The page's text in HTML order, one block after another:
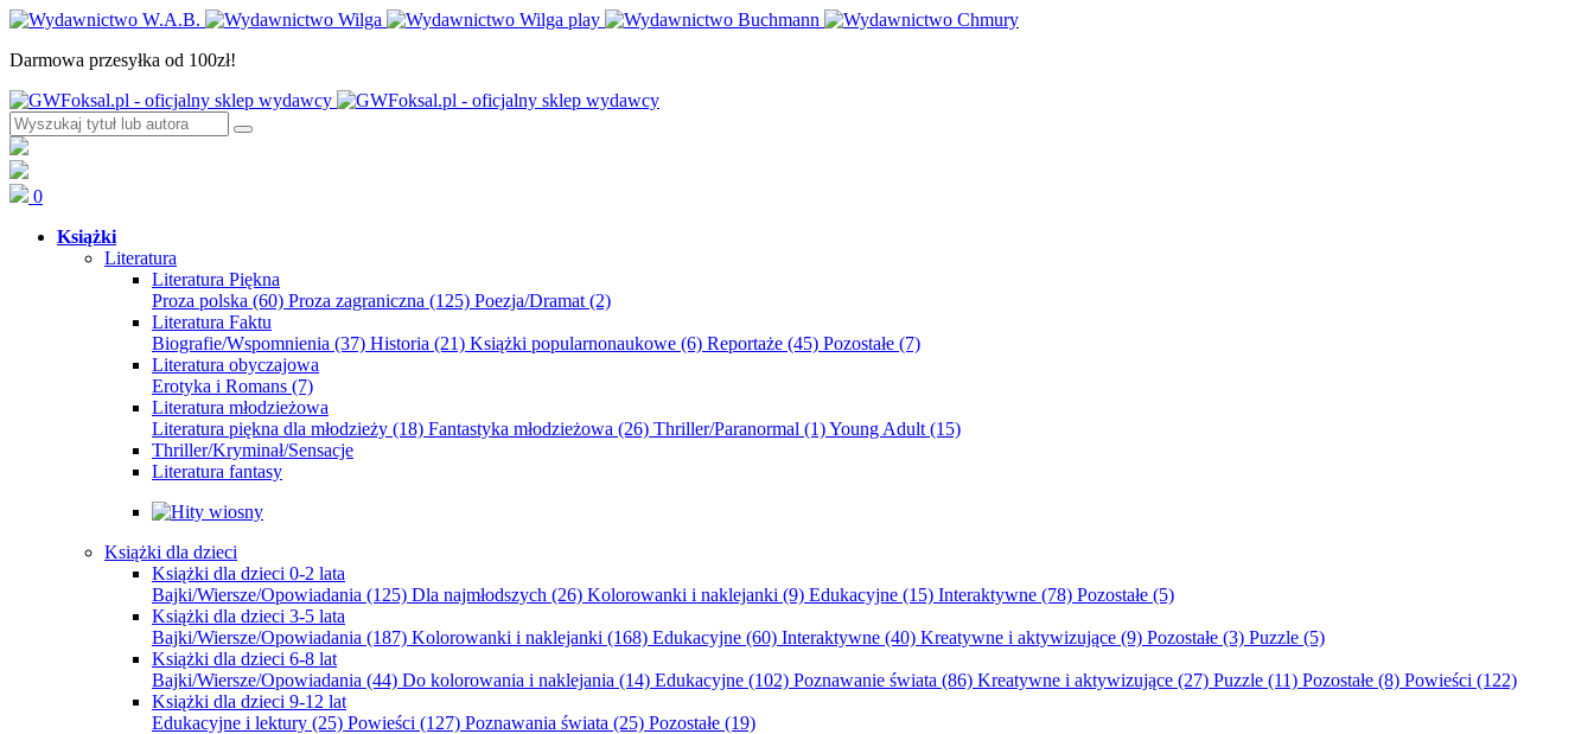
Darmowa przesyłka od 100zł!
0
Książki
Literatura
Literatura Piękna
Proza polska (60) Proza zagraniczna (125) Poezja/Dramat (2)
Literatura Faktu
Biografie/Wspomnienia (37) Historia (21) Książki popularnonaukowe (6) Reportaże (45) Pozostałe (7)
Literatura obyczajowa
Erotyka i Romans (7)
Literatura młodzieżowa
Literatura piękna dla młodzieży (18) Fantastyka młodzieżowa (26) Thriller/Paranormal (1)Young Adult (15)
Thriller/Kryminał/Sensacje
Literatura fantasy
Książki dla dzieci
Książki dla dzieci 0-2 lata
Bajki/Wiersze/Opowiadania (125) Dla najmłodszych (26) Kolorowanki i naklejanki (9) Edukacyjne (15) Interaktywne (78) Pozostałe (5)
Książki dla dzieci 3-5 lata
Bajki/Wiersze/Opowiadania (187) Kolorowanki i naklejanki (168) Edukacyjne (60) Interaktywne (40) Kreatywne i aktywizujące (9) Pozostałe (3) Puzzle (5)
Książki dla dzieci 6-8 lat
Bajki/Wiersze/Opowiadania (44) Do kolorowania i naklejania (14) Edukacyjne (102) Poznawanie świata (86) Kreatywne i aktywizujące (27) Puzzle (11) Pozostałe (8) Powieści (122)
Książki dla dzieci 9-12 lat
Edukacyjne i lektury (25) Powieści (127) Poznawania świata (25) Pozostałe (19)